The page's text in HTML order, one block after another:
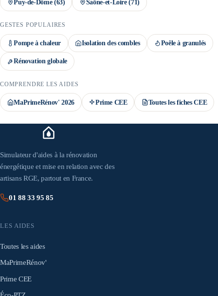
Puy-de-Dôme(63) Saône-et-Loire(71)
GESTES POPULAIRES
Pompe à chaleur Isolation des combles Poêle à granulés
Rénovation globale
COMPRENDRE LES AIDES
MaPrimeRénov' 2026 Prime CEE Toutes les fiches CEE
Simulateur d'aides à la rénovation
énergétique et mise en relation avec des
artisans RGE, partout en France.
01 88 33 95 85
LES AIDES
Toutes les aides
MaPrimeRénov'
Prime CEE